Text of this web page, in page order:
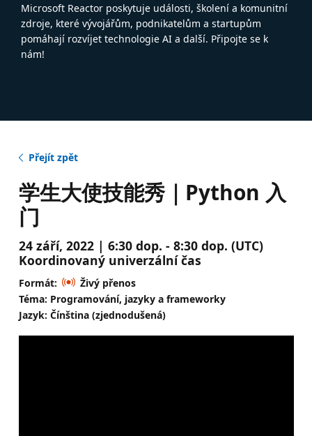
Microsoft Reactor poskytuje události, školení a komunitní
zdroje, které vývojářům, podnikatelům a startupům
pomáhají rozvíjet technologie AI a další. Připojte se k
nám!
Přejít zpět
学生大使技能秀｜Python 入
门
24 září, 2022 | 6:30 dop. - 8:30 dop. (UTC)
Koordinovaný univerzální čas
Formát:
Živý přenos
Téma: Programování, jazyky a frameworky
Jazyk: Čínština (zjednodušená)